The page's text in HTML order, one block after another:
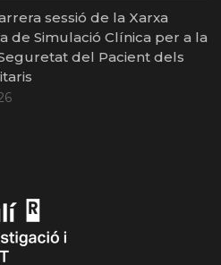
sessió de la Xarxa
de Simulació Clínica per a la
del Pacient dels